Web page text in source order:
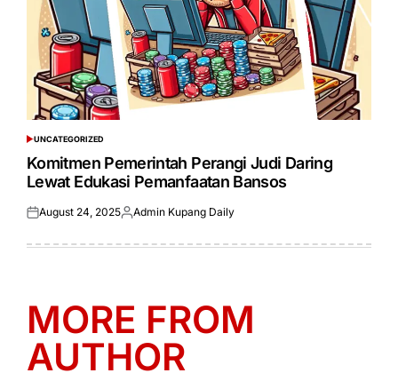
POSTED
IN
UNCATEGORIZED
Komitmen Pemerintah Perangi Judi Daring
Lewat Edukasi Pemanfaatan Bansos
Posted
August 24, 2025Posted
Admin Kupang Daily
MORE FROM
AUTHOR